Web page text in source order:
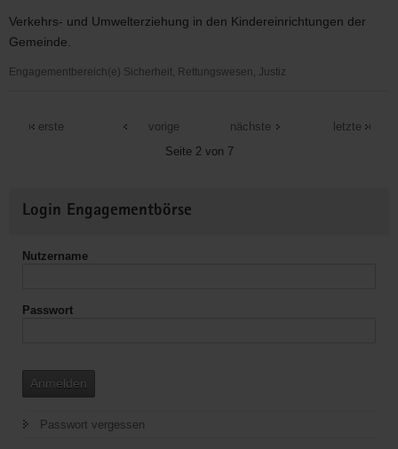
Verkehrs- und Umwelterziehung in den Kindereinrichtungen der
Gemeinde.
Engagementbereich(e) Sicherheit, Rettungswesen, Justiz
erste
vorige
Seite 2 von 7
nächste letzte
Informationen
Login Engagementbörse
Nutzername
Passwort
Anmelden
Passwort vergessen